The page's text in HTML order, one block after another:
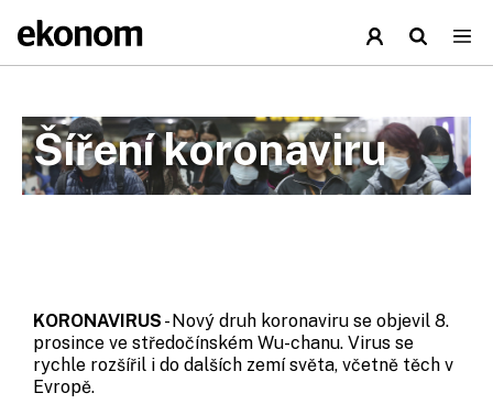
Šíření koronaviru
KORONAVIRUS - Nový druh koronaviru se objevil 8.
prosince ve středočínském Wu-chanu. Virus se
rychle rozšířil i do dalších zemí světa, včetně těch v
Evropě.